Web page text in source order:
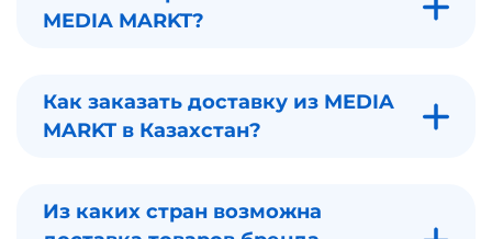
MEDIA MARKT?
Как заказать доставку из MEDIA
MARKT в Казахстан?
Из каких стран возможна